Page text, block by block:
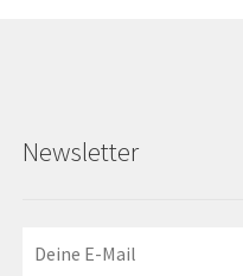
Newsletter